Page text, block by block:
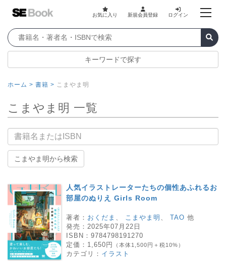
お気に入り 新規会員登録 ログイン
キーワードで探す
ホーム > 書籍 > こまやま明
こまやま明 一覧
書籍名
こまやま明から検索
人気イラストレーターたちの個性あふれるお
部屋のぬりえ Girls Room
著者： おくだま 、 こまやま明 、 TAO 他
発売： 2025年07月22日
ISBN： 9784798191270
定価： 1,650円 （本体1,500円＋税10%）
カテゴリ： イラスト